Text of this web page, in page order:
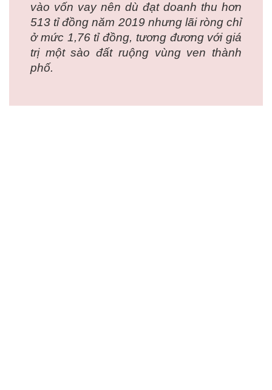
vào vốn vay nên dù đạt doanh thu hơn
513 tỉ đồng năm 2019 nhưng lãi ròng chỉ
ở mức 1,76 tỉ đồng, tương đương với giá
trị một sào đất ruộng vùng ven thành
phố.